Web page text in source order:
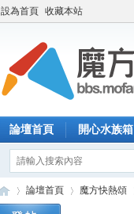
設為首頁 收藏本站
論壇首頁 開心水族箱
論壇首頁 魔方快熱頌